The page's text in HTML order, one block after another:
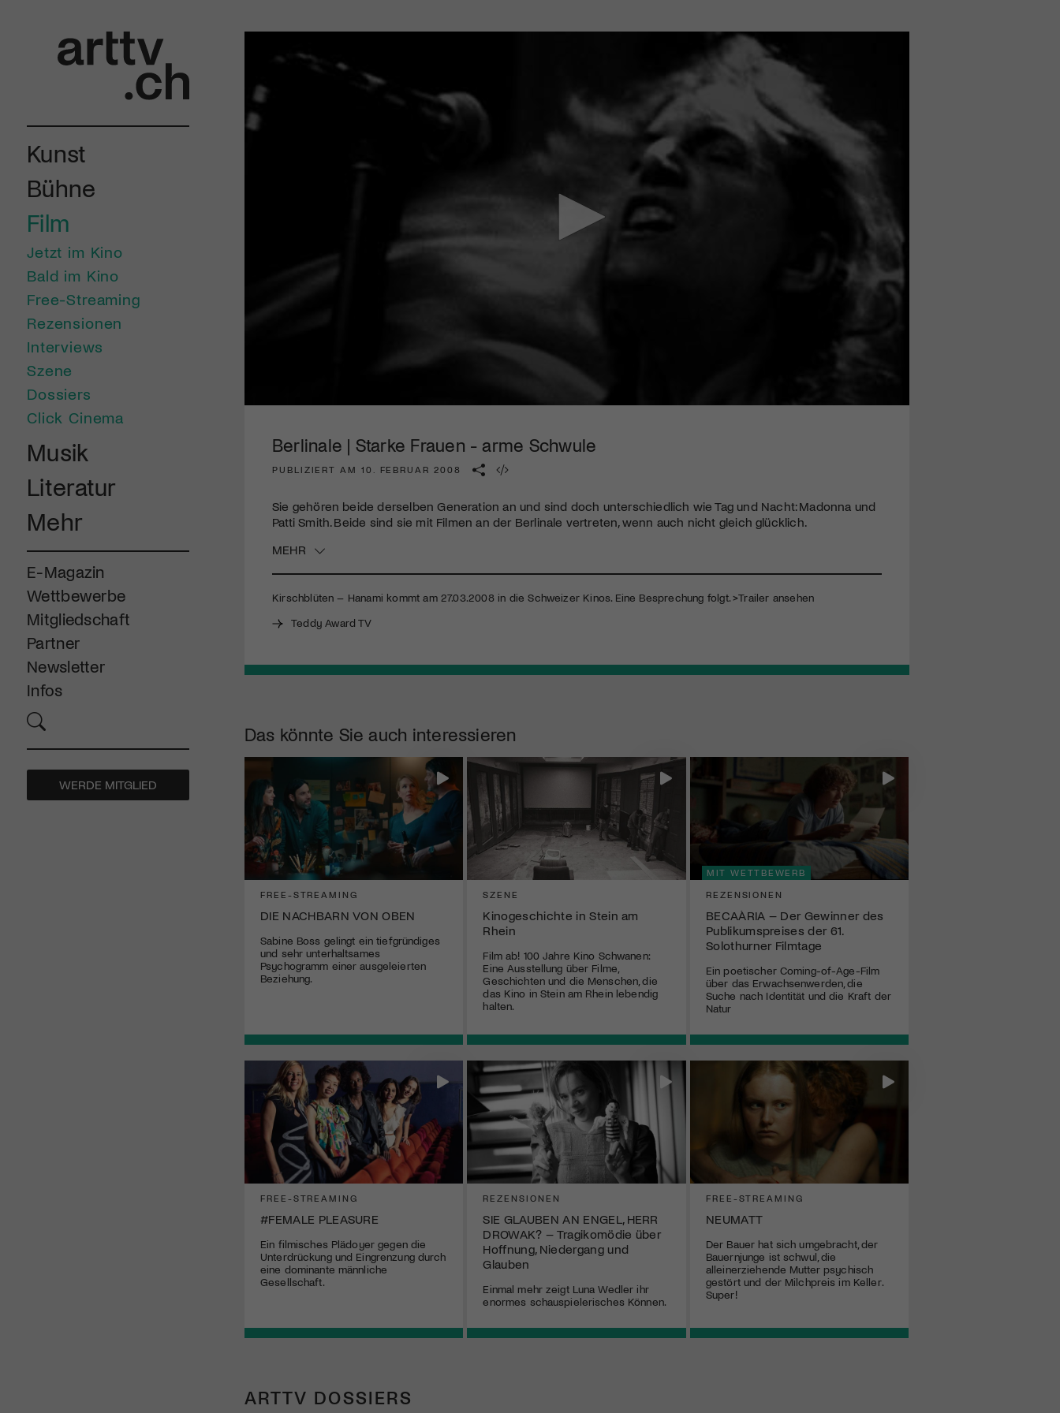
Kunst
Bühne
Film
Jetzt im Kino
Bald im Kino
Free-Streaming
Rezensionen
Interviews
Szene
Dossiers
Click Cinema
Musik
Literatur
Mehr
E-Magazin
Wettbewerbe
Mitgliedschaft
Partner
Newsletter
Infos
WERDE MITGLIED
Berlinale | Starke Frauen - arme Schwule
PUBLIZIERT AM 10. FEBRUAR 2008
Sie gehören beide derselben Generation an und sind doch unterschiedlich wie Tag und Nacht: Madonna und
Patti Smith. Beide sind sie mit Filmen an der Berlinale vertreten, wenn auch nicht gleich glücklich.
MEHR
Kirschblüten – Hanami kommt am 27.03.2008 in die Schweizer Kinos. Eine Besprechung folgt.>Trailer ansehen
Teddy Award TV
Das könnte Sie auch interessieren
FREE-STREAMING
DIE NACHBARN VON OBEN
Sabine Boss gelingt ein tiefgründiges
und sehr unterhaltsames
Psychogramm einer ausgeleierten
Beziehung.
SZENE
Kinogeschichte in Stein am
Rhein
Film ab! 100 Jahre Kino Schwanen:
Eine Ausstellung über Filme,
Geschichten und die Menschen, die
das Kino in Stein am Rhein lebendig
halten.
MIT WETTBEWERB
REZENSIONEN
BECAÀRIA – Der Gewinner des
Publikumspreises der 61.
Solothurner Filmtage
Ein poetischer Coming-of-Age-Film
über das Erwachsenwerden, die
Suche nach Identität und die Kraft der
Natur
FREE-STREAMING
#FEMALE PLEASURE
Ein filmisches Plädoyer gegen die
Unterdrückung und Eingrenzung durch
eine dominante männliche
Gesellschaft.
REZENSIONEN
SIE GLAUBEN AN ENGEL, HERR
DROWAK? – Tragikomödie über
Hoffnung, Niedergang und
Glauben
Einmal mehr zeigt Luna Wedler ihr
enormes schauspielerisches Können.
FREE-STREAMING
NEUMATT
Der Bauer hat sich umgebracht, der
Bauernjunge ist schwul, die
alleinerziehende Mutter psychisch
gestört und der Milchpreis im Keller.
Super!
ARTTV DOSSIERS
Engagiere dich als Kulturliebhaber:in, Kulturschaffende(r) oder
Kulturinstitution und unterstütze unsere Arbeit.
diversen Kulturevents.
Jetzt Mitglied werden